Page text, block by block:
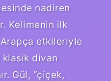
nadiren
Kelimenin ilk
etkileriyle
divan
Gül, “çiçek,